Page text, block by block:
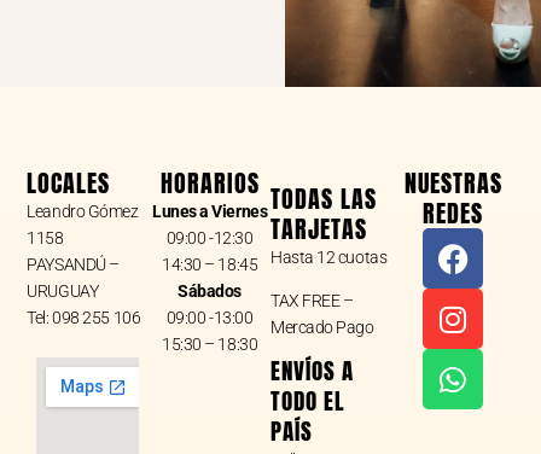
LOCALES
Leandro Gómez
1158
PAYSANDÚ –
URUGUAY
Tel: 098 255 106
HORARIOS
Lunes a Viernes
09:00 -12:30
14:30 – 18:45
Sábados
09:00 -13:00
15:30 – 18:30
TODAS LAS
TARJETAS
Hasta 12 cuotas
TAX FREE –
Mercado Pago
ENVÍOS A
TODO EL
PAÍS
NUESTRAS
REDES
F
a
c
e
b
o
I
n
s
t
a
g
W
h
a
t
s
a